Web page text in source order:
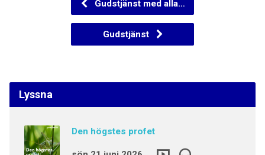
Gudstjänst med alla…
Gudstjänst
Lyssna
Den högstes profet